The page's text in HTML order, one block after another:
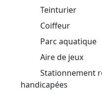
Teinturier
Coiffeur
Parc aquatique
Aire de jeux
Stationnement
handicapées